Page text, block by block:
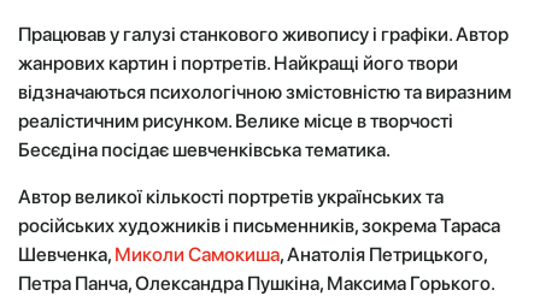
Працював у галузі станкового живопису і графіки. Автор
жанрових картин і портретів. Найкращі його твори
відзначаються психологічною змістовністю та виразним
реалістичним рисунком. Велике місце в творчості
Бесєдіна посідає шевченківська тематика.
Автор великої кількості портретів українських та
російських художників і письменників, зокрема Тараса
Шевченка, Миколи Самокиша, Анатолія Петрицького,
Петра Панча, Олександра Пушкіна, Максима Горького.